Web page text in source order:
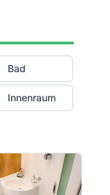
Bad
Innenraum